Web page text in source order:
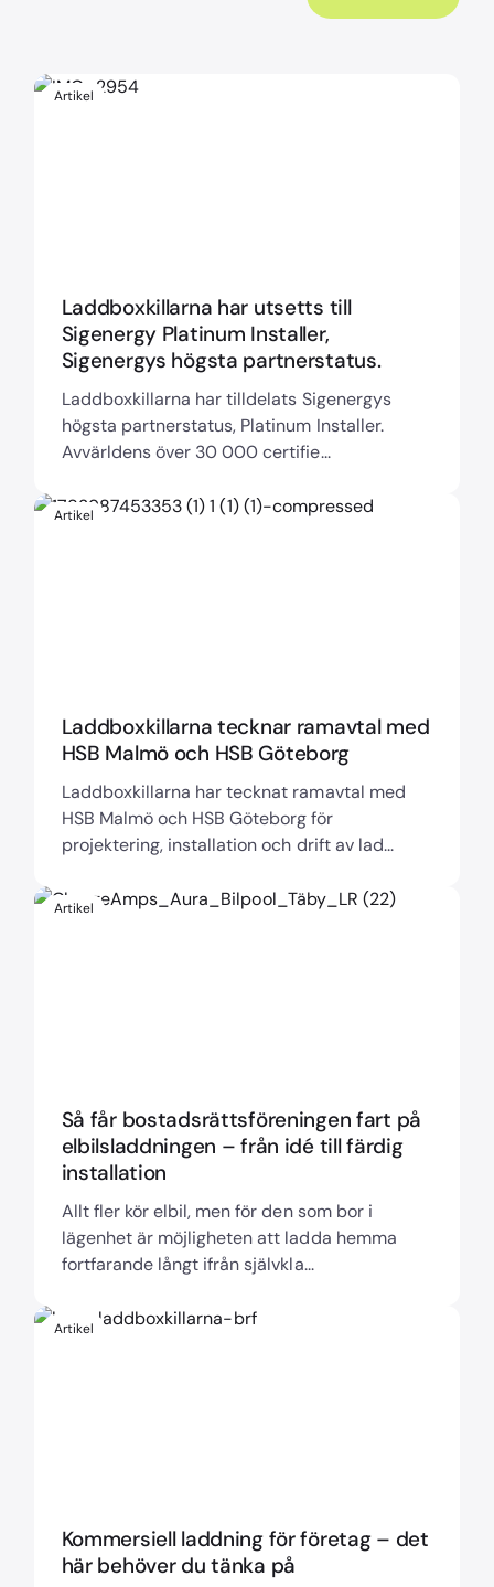
Artikel
Laddboxkillarna har utsetts till
Sigenergy Platinum Installer,
Sigenergys högsta partnerstatus.
Laddboxkillarna har tilldelats Sigenergys
högsta partnerstatus, Platinum Installer.
Avvärldens över 30 000 certifie...
Artikel
Laddboxkillarna tecknar ramavtal med
HSB Malmö och HSB Göteborg
Laddboxkillarna har tecknat ramavtal med
HSB Malmö och HSB Göteborg för
projektering, installation och drift av lad...
Artikel
Så får bostadsrättsföreningen fart på
elbilsladdningen – från idé till färdig
installation
Allt fler kör elbil, men för den som bor i
lägenhet är möjligheten att ladda hemma
fortfarande långt ifrån självkla...
Artikel
Kommersiell laddning för företag – det
här behöver du tänka på